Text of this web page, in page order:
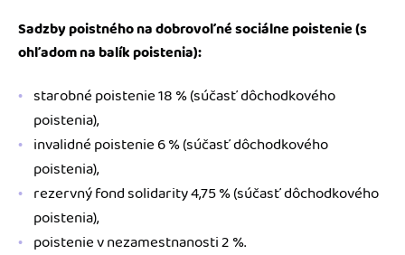
Sadzby poistného na dobrovoľné sociálne poistenie (s
ohľadom na balík poistenia):
starobné poistenie 18 % (súčasť dôchodkového
poistenia),
invalidné poistenie 6 % (súčasť dôchodkového
poistenia),
rezervný fond solidarity 4,75 % (súčasť dôchodkového
poistenia),
poistenie v nezamestnanosti 2 %.